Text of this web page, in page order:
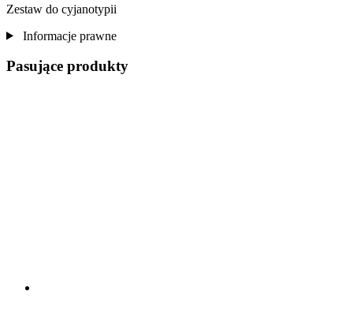
Zestaw do cyjanotypii
Informacje prawne
Pasujące produkty